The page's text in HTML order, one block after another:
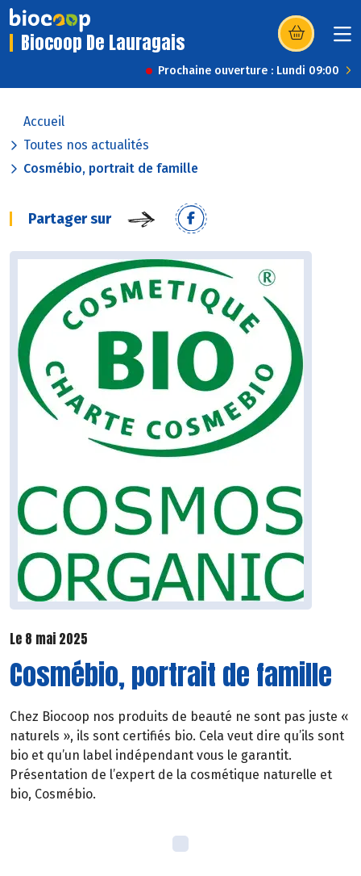
Biocoop De Lauragais (s’ouvre dans
Prochaine ouverture : Lundi 09:00
Accueil
Toutes nos actualités
Cosmébio, portrait de famille
Partager sur
Le 8 mai 2025
Cosmébio, portrait de famille
Chez Biocoop nos produits de beauté ne sont pas juste «
naturels », ils sont certifiés bio. Cela veut dire qu’ils sont
bio et qu’un label indépendant vous le garantit.
Présentation de l’expert de la cosmétique naturelle et
bio, Cosmébio.